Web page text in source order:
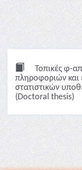
Τοπικές φ-
πληροφοριών και
στατιστικών
(Doctoral thesis)